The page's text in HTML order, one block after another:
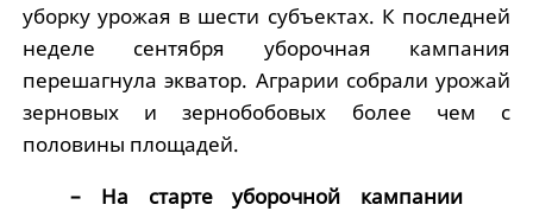
уборку урожая в шести субъектах. К последней
неделе сентября уборочная кампания
перешагнула экватор. Аграрии собрали урожай
зерновых и зернобобовых более чем с
половины площадей.
– На старте уборочной кампании